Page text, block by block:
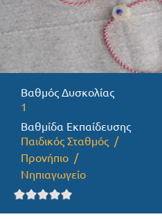
Σεμινάρια / Συνέδρια
Τεύχη Περιοδικών
Προσφορές
Βαθμός Δυσκολίας
1
Βαθμίδα Εκπαίδευσης
Παιδικός Σταθμός
Προνήπιο
Νηπιαγωγείο